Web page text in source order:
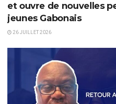
et ouvre de nouvelles
jeunes Gabonais
26 JUILLET 2026